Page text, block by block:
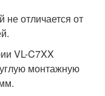
не отличается от
VL-C7XX
монтажную